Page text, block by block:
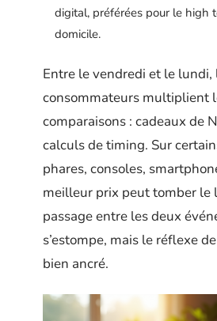
digital, préférées pour le high
domicile.
Entre le vendredi et le lundi,
consommateurs multiplient
comparaisons : cadeaux de
calculs de timing. Sur
phares, consoles,
meilleur prix peut tomber le
passage entre les deux
s’estompe, mais le réflexe
bien ancré.